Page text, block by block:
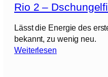
]
i
y
[
2
G
i
n
c
Rio 2 –
Lässt die Energie des
bekannt, zu wenig neu.
Weiterlesen: